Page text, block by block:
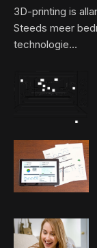
3D-printing is
Steeds meer
technologie…